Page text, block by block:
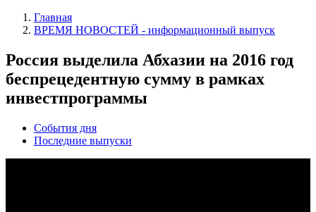
Главная
ВРЕМЯ НОВОСТЕЙ - информационный выпуск
Россия выделила Абхазии на 2016 год
беспрецедентную сумму в рамках
инвестпрограммы
События дня
Последние выпуски